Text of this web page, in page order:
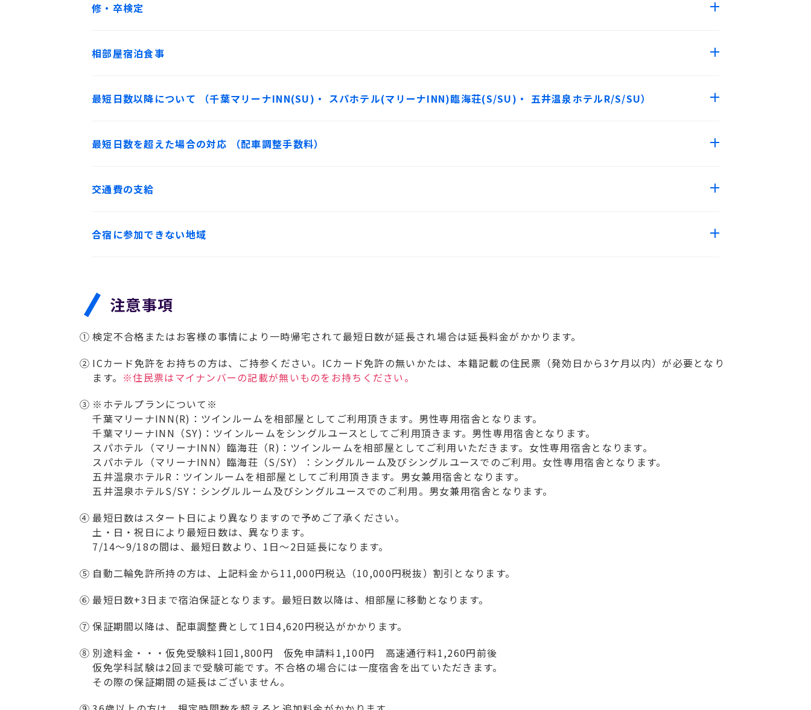
修・卒検定
相部屋宿泊食事
最短日数以降について （千葉マリーナINN(SU)・ スパホテル(マリーナINN)臨海荘(S/SU)・ 五井温泉ホテルR/S/SU）
最短日数を超えた場合の対応 （配車調整手数料）
交通費の支給
合宿に参加できない地域
注意事項
① 検定不合格またはお客様の事情により一時帰宅されて最短日数が延長され場合は延長料金がかかります。
② ICカード免許をお持ちの方は、ご持参ください。ICカード免許の無いかたは、本籍記載の住民票（発効日から3ケ月以内）が必要となり
ます。 ※住民票はマイナンバーの記載が無いものをお持ちください。
③ ※ホテルプランについて※
千葉マリーナINN(R)：ツインルームを相部屋としてご利用頂きます。男性専用宿舎となります。
千葉マリーナINN（SY)：ツインルームをシングルユースとしてご利用頂きます。男性専用宿舎となります。
スパホテル（マリーナINN）臨海荘（R)：ツインルームを相部屋としてご利用いただきます。女性専用宿舎となります。
スパホテル（マリーナINN）臨海荘（S/SY）：シングルルーム及びシングルユースでのご利用。女性専用宿舎となります。
五井温泉ホテルR：ツインルームを相部屋としてご利用頂きます。男女兼用宿舎となります。
五井温泉ホテルS/SY：シングルルーム及びシングルユースでのご利用。男女兼用宿舎となります。
④ 最短日数はスタート日により異なりますので予めご了承ください。
土・日・祝日により最短日数は、異なります。
7/14～9/18の間は、最短日数より、1日～2日延長になります。
⑤ 自動二輪免許所持の方は、上記料金から11,000円税込（10,000円税抜）割引となります。
⑥ 最短日数+3日まで宿泊保証となります。最短日数以降は、相部屋に移動となります。
⑦ 保証期間以降は、配車調整費として1日4,620円税込がかかります。
⑧ 別途料金・・・仮免受験料1回1,800円 仮免申請料1,100円 高速通行料1,260円前後
仮免学科試験は2回まで受験可能です。不合格の場合には一度宿舎を出ていただきます。
その際の保証期間の延長はございません。